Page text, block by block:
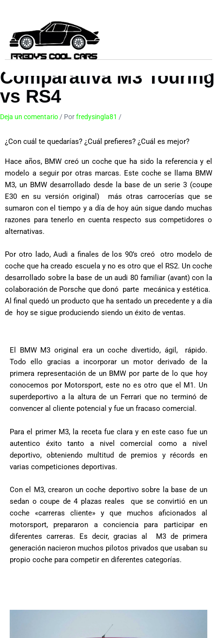
contenido
Comparativa M3 Touring
vs RS4
Deja un comentario / Porfredysingla81 /
¿Con cuál te quedarías? ¿Cuál prefieres? ¿Cuál es mejor?
Hace años, BMW creó un coche que ha sido la referencia y el
modelo a seguir por otras marcas. Este coche se llama BMW
M3, un BMW desarrollado desde la base de un serie 3 (coupe
E30 en su versión original) más otras carrocerías que se
sumaron con el tiempo y a día de hoy aún sigue dando muchas
razones para tenerlo en cuenta respecto sus competidores o
alternativas.
Por otro lado, Audi a finales de los 90’s creó otro modelo de
coche que ha creado escuela y no es otro que el RS2. Un coche
desarrollado sobre la base de un audi 80 familiar (avant) con la
colaboración de Porsche que donó parte mecánica y estética.
Al final quedó un producto que ha sentado un precedente y a día
de hoy se sigue produciendo siendo un éxito de ventas.
El BMW M3 original era un coche divertido, ágil, rápido.
Todo ello gracias a incorporar un motor derivado de la
primera representación de un BMW por parte de lo que hoy
conocemos por Motorsport, este no es otro que el M1. Un
superdeportivo a la altura de un Ferrari que no terminó de
convencer al cliente potencial y fue un fracaso comercial.
Para el primer M3, la receta fue clara y en este caso fue un
autentico éxito tanto a nivel comercial como a nivel
deportivo, obteniendo multitud de premios y récords en
varias competiciones deportivas.
Con el M3, crearon un coche deportivo sobre la base de un
sedan o coupe de 4 plazas reales que se convirtió en un
coche «carreras cliente» y que muchos aficionados al
motorsport, prepararon a conciencia para participar en
diferentes carreras. Es decir, gracias al M3 de primera
generación nacieron muchos pilotos privados que usaban su
propio coche para competir en diferentes categorías.